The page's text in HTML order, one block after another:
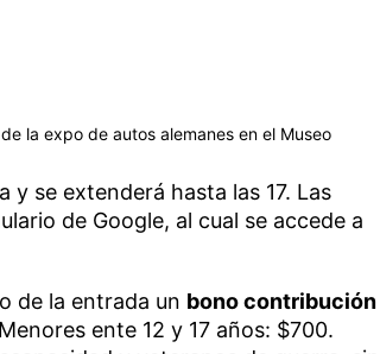
la expo de autos alemanes en el Museo
y se extenderá hasta las 17. Las
de Google, al cual se accede a
de la entrada un bono contribución
ente 12 y 17 años: $700.